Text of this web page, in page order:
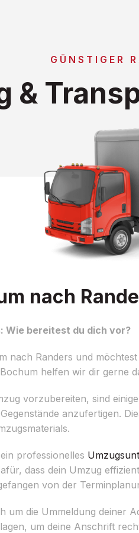
GÜNSTIGER
&
nach
Wie bereitest du dich vor?
nach Randers und
helfen wir dir gerne
vorzubereiten, sind
anzufertigen.
professionelles
dass dein Umzug
von der
um die Ummeldung deiner
um deine Anschrift